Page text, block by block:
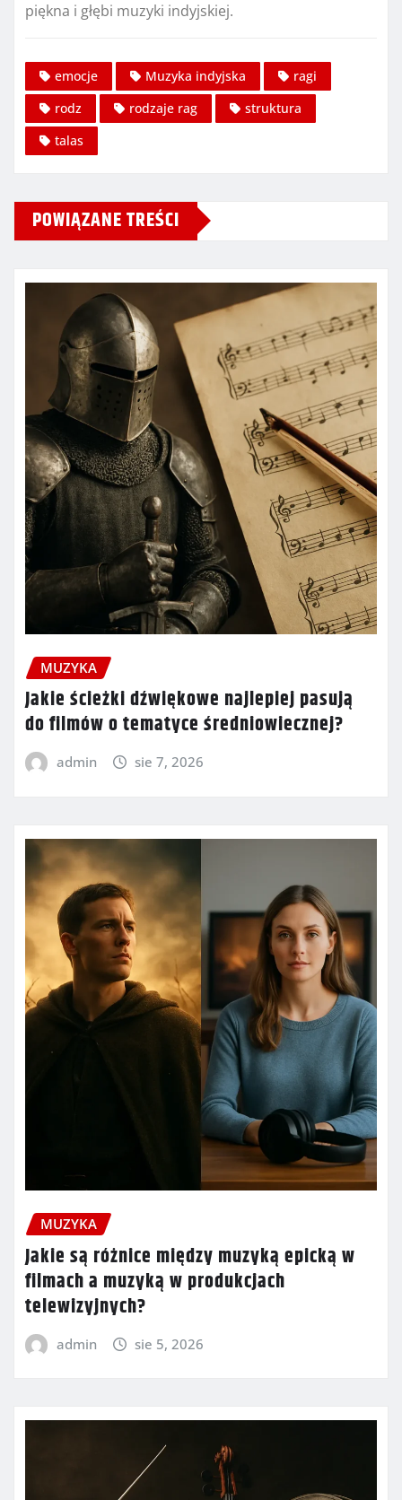
piękna i głębi muzyki indyjskiej.
emocje Muzyka indyjska
ragi
rodz
rodzaje rag
struktura
talas
POWIĄZANE TREŚCI
MUZYKA
Jakie ścieżki dźwiękowe najlepiej pasują
do filmów o tematyce średniowiecznej?
admin sie 7, 2026
MUZYKA
Jakie są różnice między muzyką epicką w
filmach a muzyką w produkcjach
telewizyjnych?
admin sie 5, 2026